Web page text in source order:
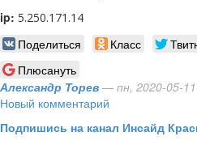
ip: 5.250.171.14
Поделиться Класс
Плюсануть
Александр Торев — пн, 2020-05-
Новый комментарий
Подпишись на канал Инсайд